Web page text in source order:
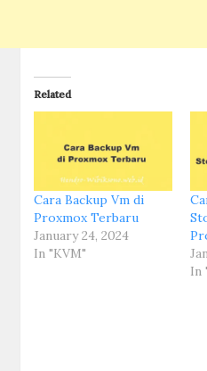
Related
Cara Backup Vm di
Proxmox Terbaru
January 24, 2024
In "KVM"
In